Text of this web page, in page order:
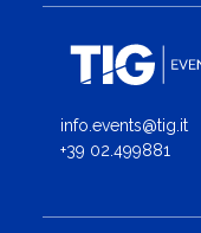
info.events@tig.it
+39 02.499881